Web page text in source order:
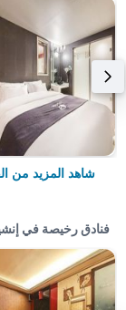
شاهد المزيد من
فنادق رخيصة في